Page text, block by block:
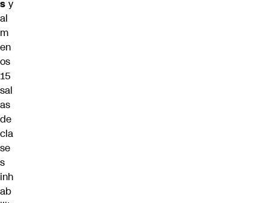
s y
al
m
en
os
15
sal
as
de
cla
se
s
inh
ab